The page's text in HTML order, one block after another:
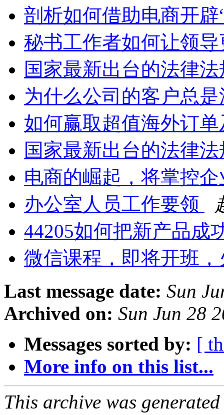
剖析如何借助电商开
秘书工作者如何让领
国家最新出台的法律
为什么公司的客户总
如何赢取超值海外订
国家最新出台的法律
电商的崛起，将掌控
办公室人员工作要领
44205如何把新产品成
微信课程，即将开班
Last message date: Sun
Archived on: Sun Jun 28
Messages sorted by: [
More info on this list...
This archive was